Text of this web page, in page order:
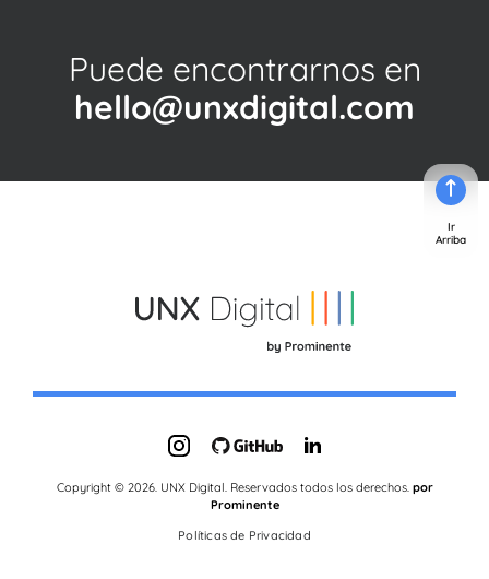
Puede encontrarnos en
hello@unxdigital.com
Copyright © 2026. UNX Digital. Reservados todos los derechos. por
Prominente
Políticas de Privacidad
Ir
Arriba